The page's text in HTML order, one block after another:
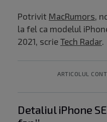
Potrivit MacRumors,
la fel ca modelul
2021, scrie Tech Radar.
ARTICOLUL
Detaliul iPhone